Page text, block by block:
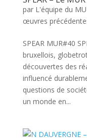
par L'équipe du
œuvres
SPEAR MUR#40
bruxellois,
découvertes des
influencé
questions de
un monde en...